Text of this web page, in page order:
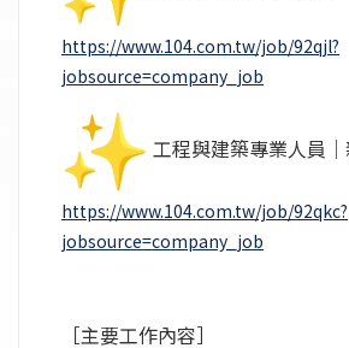
https://www.104.com.tw/job/92qjl?
jobsource=company_job
工程與建築專業人員
https://www.104.com.tw/job/92qkc?
jobsource=company_job
［主要工作內容］